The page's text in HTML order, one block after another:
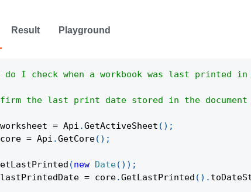
Result Playground
do I check when a workbook was last printed in
the last print date stored in the document
worksheet = Api .GetActiveSheet ( ) ;
core = Api .GetCore( ) ;
(new Date( ) ) ;
lastPrintedDate = core.GetLastPrinted ( ) .